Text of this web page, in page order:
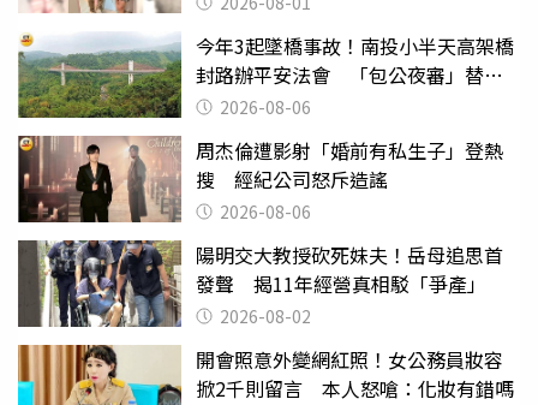
今年3起墜橋事故！南投小半天高架橋
封路辦平安法會 「包公夜審」替亡
魂伸冤
2026-08-06
周杰倫遭影射「婚前有私生子」登熱
搜 經紀公司怒斥造謠
2026-08-06
陽明交大教授砍死妹夫！岳母追思首
發聲 揭11年經營真相駁「爭產」
2026-08-02
開會照意外變網紅照！女公務員妝容
掀2千則留言 本人怒嗆：化妝有錯嗎